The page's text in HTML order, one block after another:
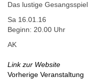
Das lustige Gesangsspiel
Sa 16.01.16
Beginn: 20.00 Uhr
AK
Link zur Website
Vorherige Veranstaltung